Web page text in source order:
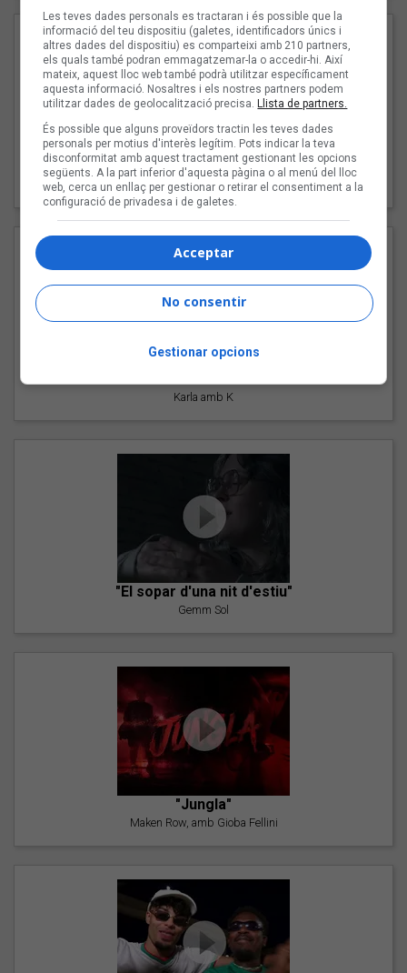
"Les cabres"
94 Rules amb Compte
Karla amb K
"El sopar d'una nit d'estiu"
Gemm Sol
"Jungla"
Maken Row, amb Gioba Fellini
Les teves dades personals es tractaran i és possible que la
informació del teu dispositiu (galetes, identificadors únics i
altres dades del dispositiu) es comparteixi amb 210 partners,
els quals també podran emmagatzemar-la o accedir-hi. Així
mateix, aquest lloc web també podrà utilitzar específicament
aquesta informació. Nosaltres i els nostres partners podem
utilitzar dades de geolocalització precisa. Llista de partners.
És possible que alguns proveïdors tractin les teves dades
personals per motius d'interès legítim. Pots indicar la teva
disconformitat amb aquest tractament gestionant les opcions
següents. A la part inferior d'aquesta pàgina o al menú del lloc
web, cerca un enllaç per gestionar o retirar el consentiment a la
configuració de privadesa i de galetes.
Acceptar
No consentir
Gestionar opcions